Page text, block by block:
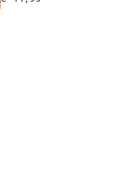
voor gezellige bakmomenten